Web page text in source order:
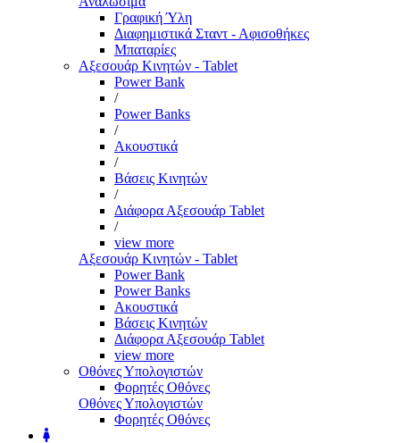
Γραφική Ύλη
Διαφημιστικά Σταντ - Αφισοθήκες
Μπαταρίες
Αξεσουάρ Κινητών - Tablet
Power Bank
/
Power Banks
/
Ακουστικά
/
Βάσεις Κινητών
/
Διάφορα Αξεσουάρ Tablet
/
view more
Αξεσουάρ Κινητών - Tablet
Power Bank
Power Banks
Ακουστικά
Βάσεις Κινητών
Διάφορα Αξεσουάρ Tablet
view more
Οθόνες Υπολογιστών
Φορητές Οθόνες
Οθόνες Υπολογιστών
Φορητές Οθόνες